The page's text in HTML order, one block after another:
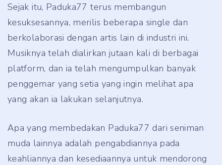
Sejak itu, Paduka77 terus membangun
kesuksesannya, merilis beberapa single dan
berkolaborasi dengan artis lain di industri ini.
Musiknya telah dialirkan jutaan kali di berbagai
platform, dan ia telah mengumpulkan banyak
penggemar yang setia yang ingin melihat apa
yang akan ia lakukan selanjutnya.
Apa yang membedakan Paduka77 dari seniman
muda lainnya adalah pengabdiannya pada
keahliannya dan kesediaannya untuk mendorong